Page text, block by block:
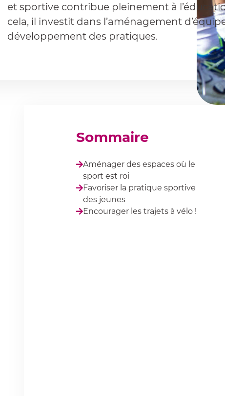
et sportive contribue pleinement à
cela, il investit dans l’aménagement
développement des pratiques.
Sommaire
Aménager des espaces où le
sport est roi
Favoriser la pratique sportive
des jeunes
Encourager les trajets à vélo !